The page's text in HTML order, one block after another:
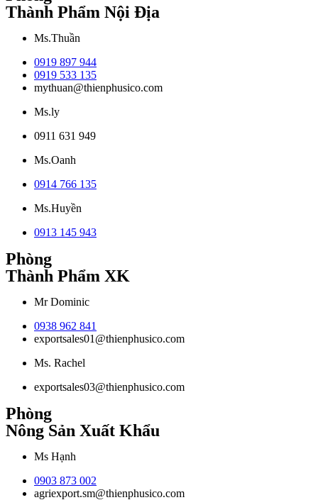
Thành Phẩm Nội Địa
Ms.Thuần
0919 897 944
0919 533 135
mythuan@thienphusico.com
Ms.ly
0911 631 949
Ms.Oanh
0914 766 135
Ms.Huyền
0913 145 943
Phòng
Thành Phẩm XK
Mr Dominic
0938 962 841
exportsales01@thienphusico.com
Ms. Rachel
exportsales03@thienphusico.com
Phòng
Nông Sản Xuất Khẩu
Ms Hạnh
0903 873 002
agriexport.sm@thienphusico.com